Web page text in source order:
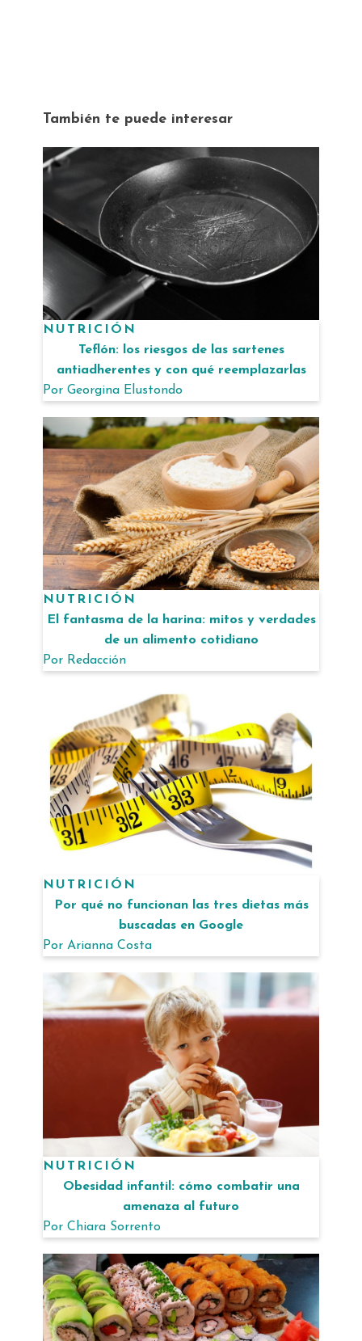
También te puede interesar
NUTRICIÓN
Teflón: los riesgos de las sartenes
antiadherentes y con qué reemplazarlas
Por Georgina Elustondo
NUTRICIÓN
El fantasma de la harina: mitos y verdades
de un alimento cotidiano
Por Redacción
NUTRICIÓN
Por qué no funcionan las tres dietas más
buscadas en Google
Por Arianna Costa
NUTRICIÓN
Obesidad infantil: cómo combatir una
amenaza al futuro
Por Chiara Sorrento